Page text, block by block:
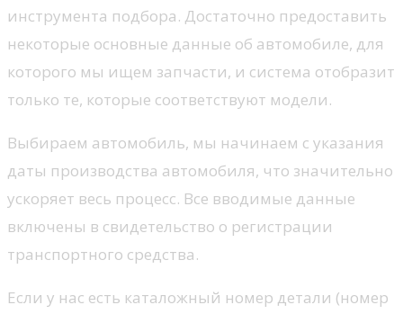
инструмента подбора. Достаточно предоставить
некоторые основные данные об автомобиле, для
которого мы ищем запчасти, и система отобразит
только те, которые соответствуют модели.
Выбираем автомобиль, мы начинаем с указания
даты производства автомобиля, что значительно
ускоряет весь процесс. Все вводимые данные
включены в свидетельство о регистрации
транспортного средства.
Если у нас есть каталожный номер детали (номер